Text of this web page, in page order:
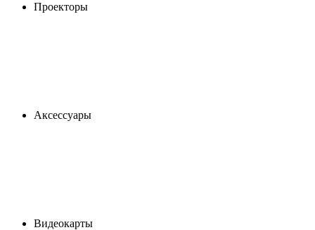
Проекторы
Аксессуары
Видеокарты